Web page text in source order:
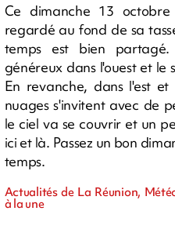
Ce dimanche 13
regardé au fond de sa
temps est bien
généreux dans l'ouest et
En revanche, dans l'est
nuages s'invitent avec de
le ciel va se couvrir et un
ici et là. Passez un bon
temps.
Actualités de La Réunion,
à la une